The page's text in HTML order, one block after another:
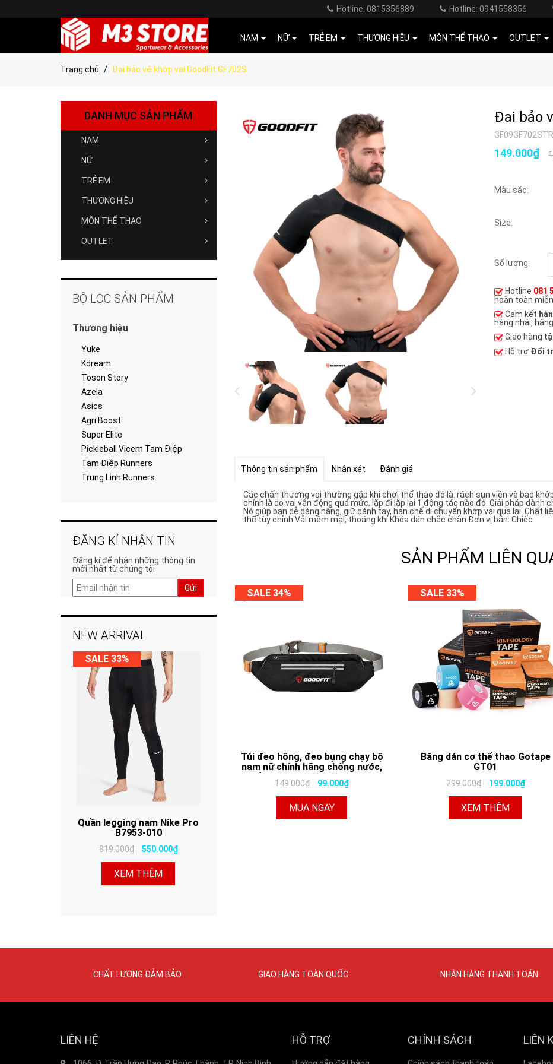
Hotline: 0815356889 Hotline: 0941558356
NAM NỮ TRẺ EM THƯƠNG HIỆU MÔN THỂ THAO OUTLET
Trang chủ Đai bảo vệ khớp vai GoodFit GF702S
Đai bảo
GF09GF702STR
149.000₫
Màu sắc:
Size:
Số lượng:
Hotline 081
hoàn toàn
Cam kết
hàng nhái,
Giao hàng
Hỗ trợ Đổi
Thông tin sản phẩm Nhận xét Đánh giá
Các chấn thương vai thường gặp khi chơi thể thao đó là: rách sụn viền và bao
chính là do vai vận động quá mức, lặp đi lặp lại 1 động tác nào đó. Giải pháp dành
Nó giúp bạn dễ dàng nâng, giữ cánh tay, hạn chế di chuyển khớp vai qua lại. Chất
thể tùy chỉnh Vải mềm mại, thoáng khí Khóa dán chắc chắn Đơn vị bán: Chiếc
SẢN PHẨM LIÊN
SALE 34%
Túi đeo hông, đeo bụng chạy bộ
nam nữ chính hãng chống nước,
phản quang GoodFit GF118RB
149.000₫ 99.000₫
MUA NGAY
SALE 33%
Băng dán cơ thể thao Gotape
GT01
299.000₫ 199.000₫
XEM THÊM
DANH MỤC SẢN PHẨM
NAM
NỮ
TRẺ EM
THƯƠNG HIỆU
MÔN THỂ THAO
OUTLET
BỘ LỌC SẢN PHẨM
Thương hiệu
Yuke
Kdream
Toson Story
Azela
Asics
Agri Boost
Super Elite
Pickleball Vicem Tam Điệp
Tam Điệp Runners
Trung Linh Runners
ĐĂNG KÍ NHẬN TIN
Đăng kí để nhận những thông tin
mới nhất từ chúng tôi
Gửi
NEW ARRIVAL
SALE 33%
Quần legging nam Nike Pro
B7953-010
819.000₫ 550.000₫
XEM THÊM
CHẤT LƯỢNG ĐẢM BẢO GIAO HÀNG TOÀN QUỐC NHẬN HÀNG THANH TOÁN
LIÊN HỆ HỖ TRỢ CHÍNH SÁCH LIÊN